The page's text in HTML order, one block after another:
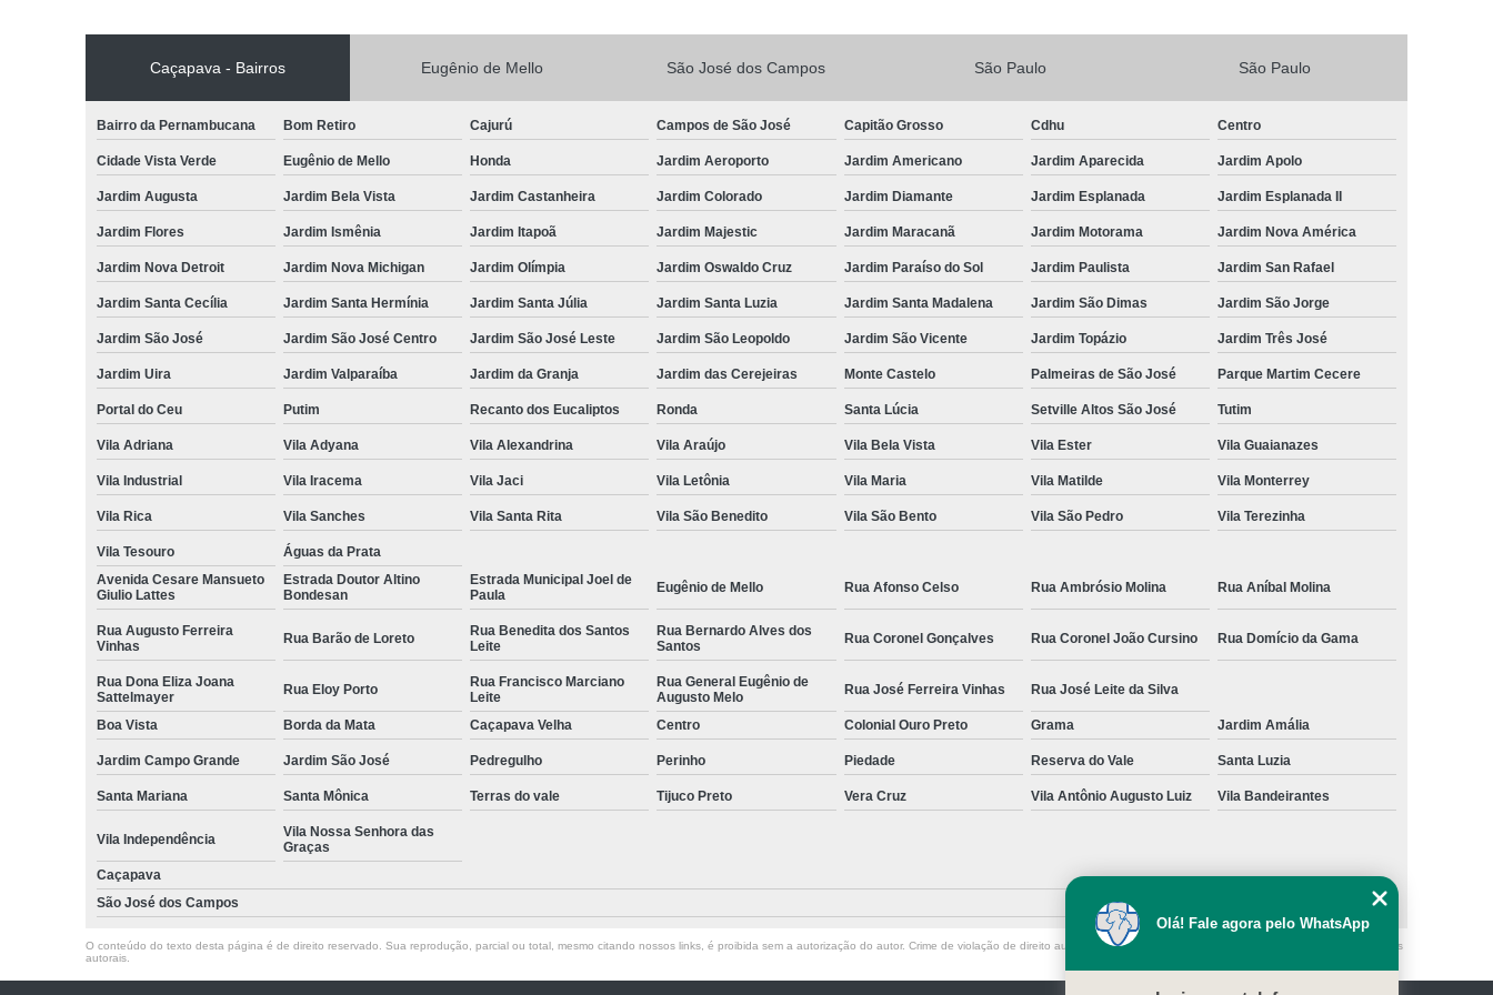
Vacina V10
Vacina V10 Importada Vacina V4 para Gatos
Veterinario 24horas
Veterinario 24hs
Veterinária 24 Horas
Veterinária 24 Horas Perto de Mim
Veterinário 24 Horas Mais Próximo
Veterinário 24 Horas Perto de Mim
Veterinário 24h
Veterinária Popular
Veterinária Popular 24 Horas
Veterinário 24 Horas Popular
Veterinário Popular
Veterinário Popular 24 Horas
Veterinário Popular 24h
Veterinário Popular Perto de Mim Veterinário Preço Popular
Caçapava - Bairros Eugênio de Mello São José dos Campos São Paulo São Paulo
Bairro da Pernambucana Bom Retiro Cajurú Campos de São José Capitão Grosso Cdhu Centro
Cidade Vista Verde Eugênio de Mello Honda Jardim Aeroporto Jardim Americano Jardim Aparecida Jardim Apolo
Jardim Augusta Jardim Bela Vista Jardim Castanheira Jardim Colorado Jardim Diamante Jardim Esplanada Jardim Esplanada II
Jardim Flores Jardim Ismênia Jardim Itapoã Jardim Majestic Jardim Maracanã Jardim Motorama Jardim Nova América
Jardim Nova Detroit Jardim Nova Michigan Jardim Olímpia Jardim Oswaldo Cruz Jardim Paraíso do Sol Jardim Paulista Jardim San Rafael
Jardim Santa Cecília Jardim Santa Hermínia Jardim Santa Júlia Jardim Santa Luzia Jardim Santa Madalena Jardim São Dimas Jardim São Jorge
Jardim São José Jardim São José Centro Jardim São José Leste Jardim São Leopoldo Jardim São Vicente Jardim Topázio Jardim Três José
Jardim Uira Jardim Valparaíba Jardim da Granja Jardim das Cerejeiras Monte Castelo Palmeiras de São José Parque Martim Cecere
Portal do Ceu Putim Recanto dos Eucaliptos Ronda Santa Lúcia Setville Altos São José Tutim
Vila Adriana Vila Adyana Vila Alexandrina Vila Araújo Vila Bela Vista Vila Ester Vila Guaianazes
Vila Industrial Vila Iracema Vila Jaci Vila Letônia Vila Maria Vila Matilde Vila Monterrey
Vila Rica Vila Sanches Vila Santa Rita Vila São Benedito Vila São Bento Vila São Pedro Vila Terezinha
Vila Tesouro
Águas da Prata
Avenida Cesare Mansueto
Giulio Lattes
Estrada Doutor Altino
Bondesan
Estrada Municipal Joel de
Paula
Eugênio de Mello Rua Afonso Celso Rua Ambrósio Molina Rua Aníbal Molina
Rua Augusto Ferreira
Vinhas
Rua Barão de Loreto
Rua Benedita dos Santos
Leite
Rua Bernardo Alves dos
Santos
Rua Coronel Gonçalves Rua Coronel João Cursino Rua Domício da Gama
Rua Dona Eliza Joana
Sattelmayer
Rua Eloy Porto
Rua Francisco Marciano
Leite
Rua General Eugênio de
Augusto Melo
Rua José Ferreira Vinhas Rua José Leite da Silva
Boa Vista Borda da Mata Caçapava Velha Centro Colonial Ouro Preto Grama Jardim Amália
Jardim Campo Grande Jardim São José Pedregulho Perinho Piedade Reserva do Vale Santa Luzia
Santa Mariana Santa Mônica Terras do vale Tijuco Preto Vera Cruz Vila Antônio Augusto Luiz Vila Bandeirantes
Vila Independência
Vila Nossa Senhora das
Graças
Caçapava
São José dos Campos
O conteúdo do texto desta página é de direito reservado. Sua reprodução, parcial ou total, mesmo citando nossos links, é proibida sem a autorização do autor. Crime de violação de direito autoral – artigo 184 do Código Penal –
Lei 9610/98 - Lei de direitos
autorais
Olá! Fale agora pelo WhatsApp